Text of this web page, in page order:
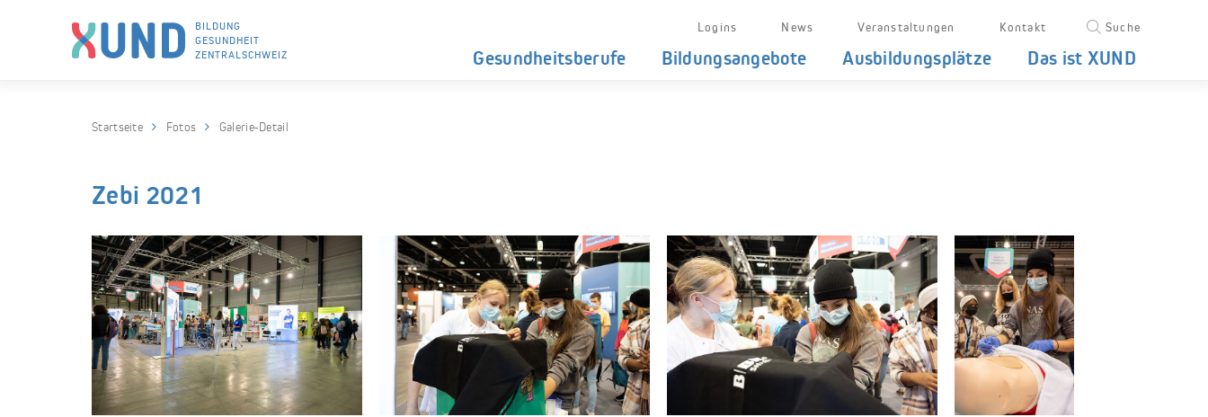
BILDUNG
GESUNDHEIT
ZENTRALSCHWEIZ
Logins News Veranstaltungen Kontakt Suche
Gesundheitsberufe Bildungsangebote Ausbildungsplätze Das ist XUND
Startseite Fotos Galerie-Detail
Zebi 2021